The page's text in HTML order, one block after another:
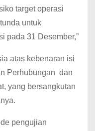
target operasi
untuk
pada 31 Desember,”
atas kebenaran isi
Perhubungan dan
yang bersangkutan
pengujian